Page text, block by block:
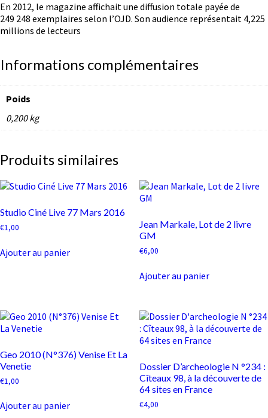
En 2012, le magazine affichait une diffusion totale payée de
249 248 exemplaires selon l’OJD. Son audience représentait 4,225
millions de lecteurs
Informations complémentaires
Poids
0,200 kg
Produits similaires
Studio Ciné Live 77 Mars 2016
€1,00
Ajouter au panier
Jean Markale, Lot de 2 livre
GM
€6,00
Ajouter au panier
Geo 2010 (N°376) Venise Et La
Venetie
€1,00
Ajouter au panier
Dossier D’archeologie N °234 :
Cîteaux 98, à la découverte de
64 sites en France
€4,00